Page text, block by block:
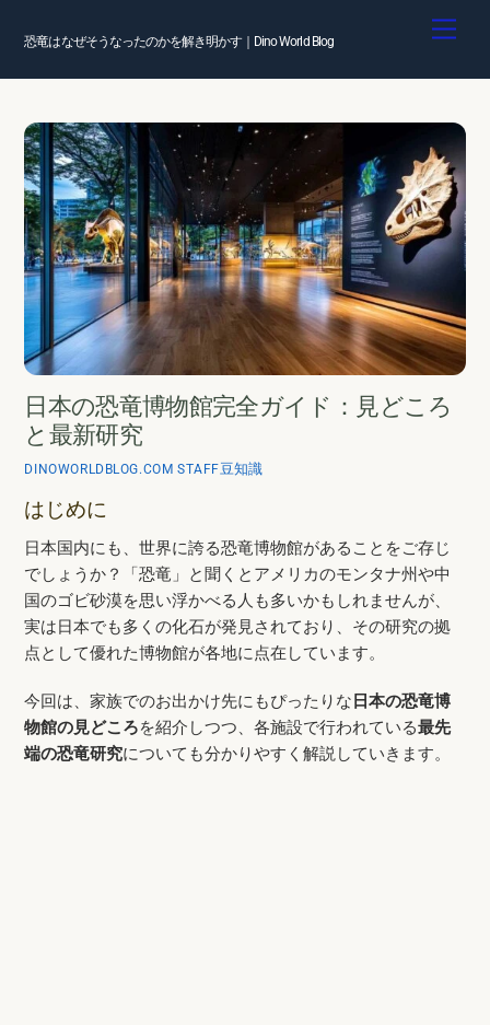
恐竜はなぜそうなったのかを解き明かす｜Dino World Blog
日本の恐竜博物館完全ガイド：見どころ
と最新研究
DINOWORLDBLOG.COM STAFF豆知識
はじめに
日本国内にも、世界に誇る恐竜博物館があることをご存じ
でしょうか？「恐竜」と聞くとアメリカのモンタナ州や中
国のゴビ砂漠を思い浮かべる人も多いかもしれませんが、
実は日本でも多くの化石が発見されており、その研究の拠
点として優れた博物館が各地に点在しています。
今回は、家族でのお出かけ先にもぴったりな 日本の恐竜博
物館の見どころを紹介しつつ、各施設で行われている最先
端の恐竜研究についても分かりやすく解説していきます。